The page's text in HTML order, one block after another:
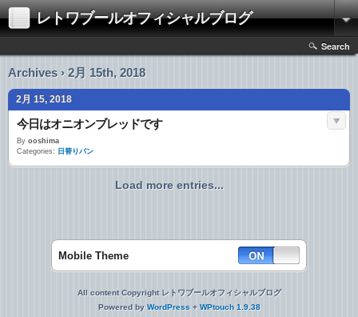
レトワブールオフィシャルブログ
Search
Archives › 2月 15th, 2018
2月 15, 2018
今日はオニオンブレッドです
By ooshima
Categories: 日替りパン
Load more entries...
Mobile Theme
All content Copyright レトワブールオフィシャルブログ
Powered by WordPress + WPtouch 1.9.38